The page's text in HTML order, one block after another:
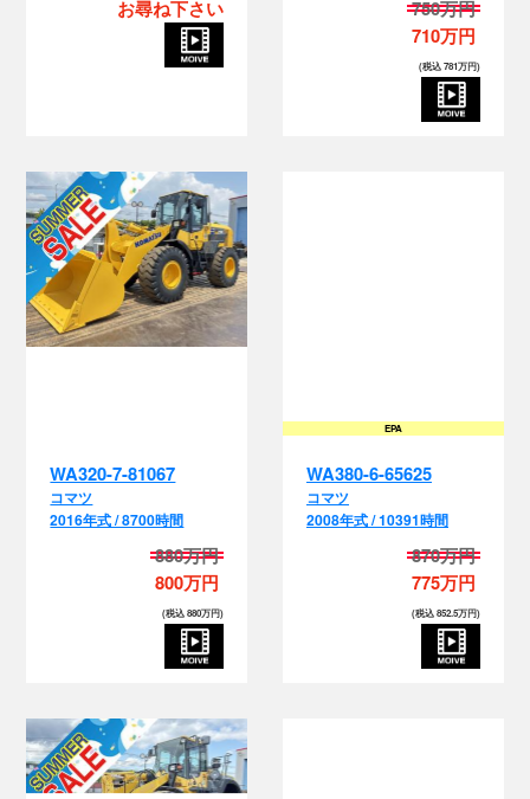
お尋ね下さい
750万円
710万円
(税込 781万円)
WA320-7-81067
コマツ
2016年式 / 8700時間
880万円
800万円
(税込 880万円)
EPA
WA380-6-65625
コマツ
2008年式 / 10391時間
870万円
775万円
(税込 852.5万円)